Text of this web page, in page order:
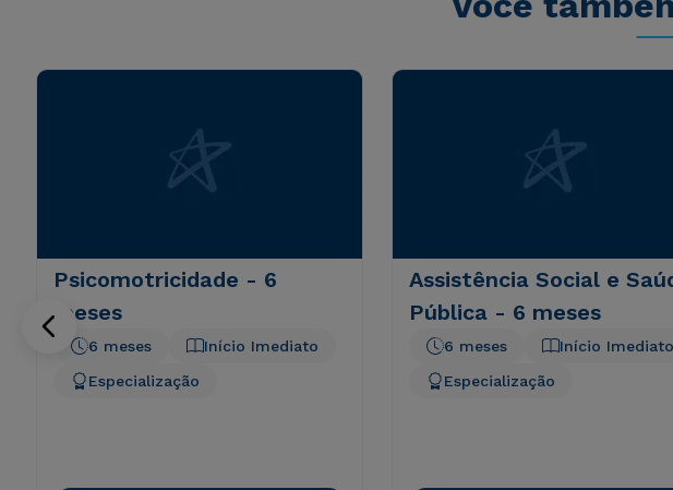
Psicomotricidade - 6
meses
Início Imediato
6 meses
Especialização
Assistência Social e
Pública - 6 meses
Início Imediato
6 meses
Especialização